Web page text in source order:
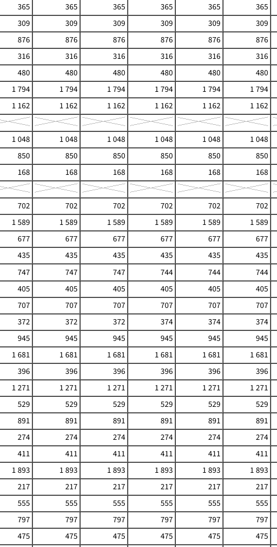
365 365 365 365 365
365
309 309 309 309 309
309
876 876 876 876 876
876
316 316 316 316 316
316
480 480 480 480 480
480
1 794 1 794 1 794 1 794 1 794
1 794
1 162 1 162 1 162 1 162 1 162
1 162
1 048 1 048 1 048 1 048 1 048
1 048
850 850 850 850 850
850
168 168 168 168 168
168
702 702 702 702 702
702
1 589 1 589 1 589 1 589 1 589
1 589
677 677 677 677 677
677
435 435 435 435 435
435
747 747 747 744 744
744
405 405 405 405 405
405
707 707 707 707 707
707
372 372 372 374 374
374
945 945 945 945 945
945
1 681 1 681 1 681 1 681 1 681
1 681
396 396 396 396 396
396
1 271 1 271 1 271 1 271 1 271
1 271
529 529 529 529 529
529
891 891 891 891 891
891
274 274 274 274 274
274
411 411 411 411 411
411
1 893 1 893 1 893 1 893 1 893
1 893
217 217 217 217 217
217
555 555 555 555 555
555
797 797 797 797 797
797
475 475 475 475 475
475